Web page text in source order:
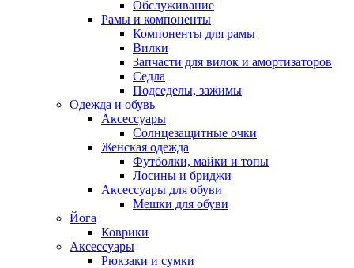
Обслуживание
Рамы и компоненты
Компоненты для рамы
Вилки
Запчасти для вилок и амортизаторов
Седла
Подседелы, зажимы
Одежда и обувь
Аксессуары
Солнцезащитные очки
Женская одежда
Футболки, майки и топы
Лосины и бриджи
Аксессуары для обуви
Мешки для обуви
Йога
Коврики
Аксессуары
Рюкзаки и сумки